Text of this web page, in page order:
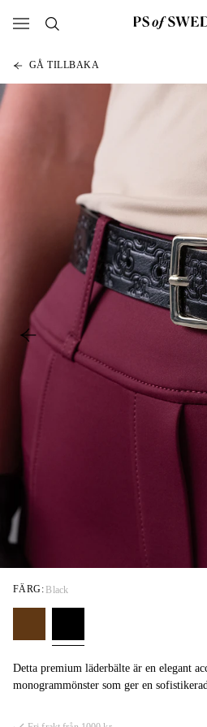
GÅ TILLBAKA
Detta premium läderbälte är en elegant
monogrammönster som ger en
FÄRG: Black